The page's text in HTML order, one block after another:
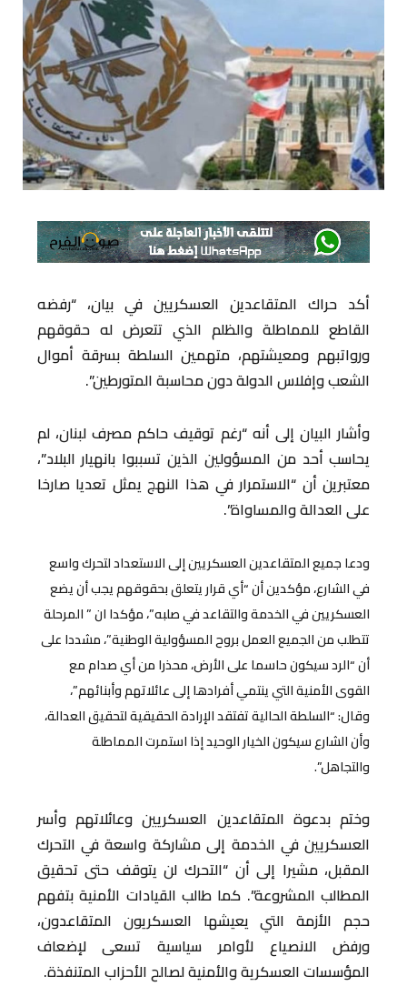
أكد حراك المتقاعدين العسكريين في بيان، “رفضه
القاطع للمماطلة والظلم الذي تتعرض له حقوقهم
ورواتبهم ومعيشتهم، متهمين السلطة بسرقة أموال
الشعب وإفلاس الدولة دون محاسبة المتورطين”.
وأشار البيان إلى أنه “رغم توقيف حاكم مصرف لبنان، لم
يحاسب أحد من المسؤولين الذين تسببوا بانهيار البلاد”،
معتبرين أن “الاستمرار في هذا النهج يمثل تعديا صارخا
على العدالة والمساواة”.
ودعا جميع المتقاعدين العسكريين إلى الاستعداد لتحرك واسع
في الشارع، مؤكدين أن “أي قرار يتعلق بحقوقهم يجب أن يضع
العسكريين في الخدمة والتقاعد في صلبه”، مؤكدا ان ” المرحلة
تتطلب من الجميع العمل بروح المسؤولية الوطنية”، مشددا على
أن “الرد سيكون حاسما على الأرض، محذرا من أي صدام مع
القوى الأمنية التي ينتمي أفرادها إلى عائلاتهم وأبنائهم”،
وقال: “السلطة الحالية تفتقد الإرادة الحقيقية لتحقيق العدالة،
وأن الشارع سيكون الخيار الوحيد إذا استمرت المماطلة
والتجاهل”.
وختم بدعوة المتقاعدين العسكريين وعائلاتهم وأسر
العسكريين في الخدمة إلى مشاركة واسعة في التحرك
المقبل، مشيرا إلى أن “التحرك لن يتوقف حتى تحقيق
المطالب المشروعة”. كما طالب القيادات الأمنية بتفهم
حجم الأزمة التي يعيشها العسكريون المتقاعدون،
ورفض الانصياع لأوامر سياسية تسعى لإضعاف
المؤسسات العسكرية والأمنية لصالح الأحزاب المتنفذة.